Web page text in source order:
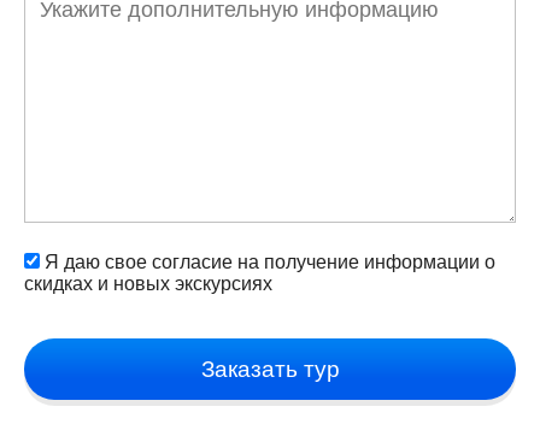
Я даю свое согласие на получение информации о
скидках и новых экскурсиях
Заказать тур